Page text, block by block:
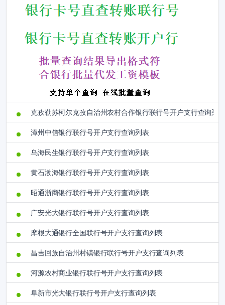
克孜勒苏柯尔克孜自治州农村合作银行联行号开户支行查询列
漳州中信银行联行号开户支行查询列表
乌海民生银行联行号开户支行查询列表
黄石渤海银行联行号开户支行查询列表
昭通浙商银行联行号开户支行查询列表
广安光大银行联行号开户支行查询列表
摩根大通银行全国联行号开户支行查询列表
昌吉回族自治州村镇银行联行号开户支行查询列表
河源农村商业银行联行号开户支行查询列表
阜新市光大银行联行号开户支行查询列表